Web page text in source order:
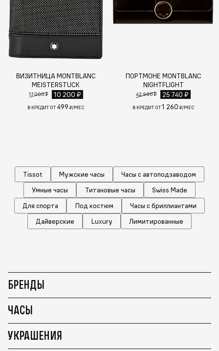
ВИЗИТНИЦА MONTBLANC
MEISTERSTUCK
17 000 ₽ 10 200 ₽
В КРЕДИТ ОТ 499 ₽/МЕС
ПОРТМОНЕ MONTBLANC
NIGHTFLIGHT
42 900 ₽ 25 740 ₽
В КРЕДИТ ОТ1 260 ₽/МЕС
Tissot Мужские часы
Часы с автоподзаводом
Умные часы
Титановые часы
Swiss Made
Для спорта
Под костюм
Часы с бриллиантами
Дайверские
Luxury Лимитированные
БРЕНДЫ
ЧАСЫ
УКРАШЕНИЯ